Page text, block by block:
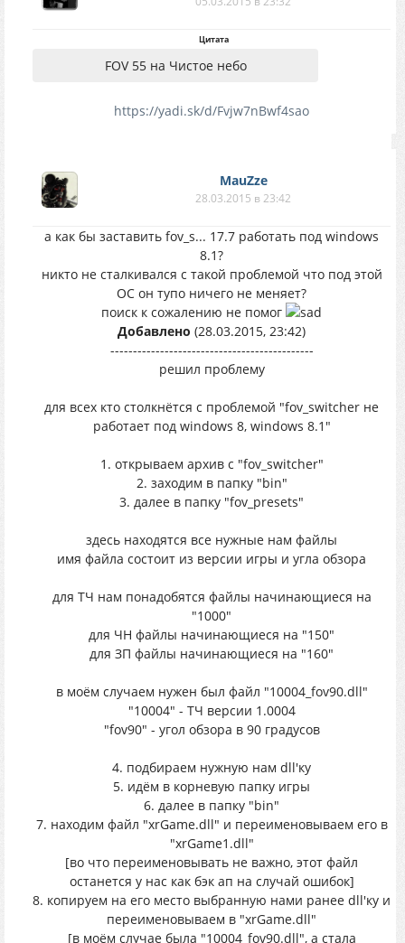
Цитата
FOV 55 на Чистое небо
https://yadi.sk/d/Fvjw7nBwf4sao
MauZze
28.03.2015 в 23:42
а как бы заставить fov_s... 17.7 работать под windows
8.1?
никто не сталкивался с такой проблемой что под этой
ОС он тупо ничего не меняет?
поиск к сожалению не помог
Добавлено (28.03.2015, 23:42)
---------------------------------------------
решил проблему
для всех кто столкнётся с проблемой "fov_switcher не
работает под windows 8, windows 8.1"
1. открываем архив с "fov_switcher"
2. заходим в папку "bin"
3. далее в папку "fov_presets"
здесь находятся все нужные нам файлы
имя файла состоит из версии игры и угла обзора
для ТЧ нам понадобятся файлы начинающиеся на
"1000"
для ЧН файлы начинающиеся на "150"
для ЗП файлы начинающиеся на "160"
в моём случаем нужен был файл "10004_fov90.dll"
"10004" - ТЧ версии 1.0004
"fov90" - угол обзора в 90 градусов
4. подбираем нужную нам dll'ку
5. идём в корневую папку игры
6. далее в папку "bin"
7. находим файл "xrGame.dll" и переименовываем его в
"xrGame1.dll"
[во что переименовывать не важно, этот файл
останется у нас как бэк ап на случай ошибок]
8. копируем на его место выбранную нами ранее dll'ку и
переименовываем в "xrGame.dll"
[в моём случае была "10004_fov90.dll", а стала